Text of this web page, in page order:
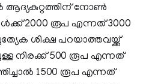
ആദ്യകുറ്റത്തിന് നോണ്‍
2000 രൂപ എന്നത് 3000
ശിക്ഷ പറയാത്തവയ്ക്ക്
നിരക്ക് 500 രൂപ എന്നത്
1500 രൂപ എന്നത്